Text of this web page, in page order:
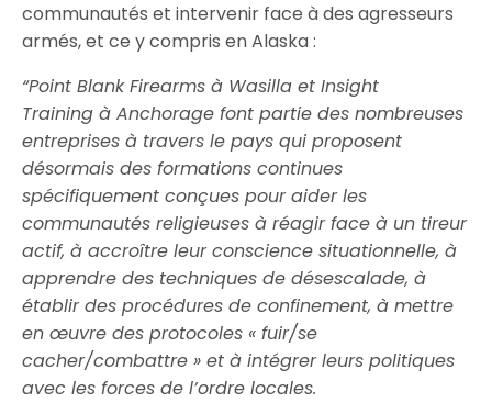
communautés et intervenir face à des agresseurs
armés, et ce y compris en Alaska :
“Point Blank Firearms à Wasilla etInsight
Training à Anchorage font partie des nombreuses
entreprises à travers le pays qui proposent
désormais des formations continues
spécifiquement conçues pour aider les
communautés religieuses à réagir face à un tireur
actif, à accroître leur conscience situationnelle, à
apprendre des techniques de désescalade, à
établir des procédures de confinement, à mettre
en œuvre des protocoles « fuir/se
cacher/combattre » et à intégrer leurs politiques
avec les forces de l’ordre locales.